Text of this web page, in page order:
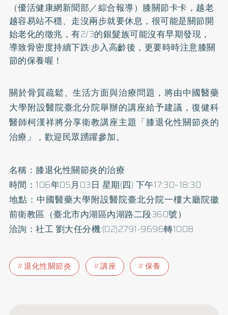
（優活健康網新聞部／綜合報導）膝關節卡卡，越老
越容易站不穩、走沒兩步就要休息，很可能是關節開
始老化的徵兆，有2/3的銀髮族可能沒有早期發現，
導致骨密度持續下跌!步入高齡後，更要時時注意膝關
節的保養喔！
關於骨質疏鬆、生活方面與治療問題，將由中國醫藥
大學附設醫院臺北分院舉辦的講座給予建議，復健科
醫師柯漢祥將分享衛教講座主題「膝退化性關節炎的
治療」，歡迎民眾踴躍參加。
名稱：膝退化性關節炎的治療
時間：106年05月03日 星期(四) 下午17:30~18:30
地點：中國醫藥大學附設醫院臺北分院一樓大廳院徽
前衛教區（臺北市內湖區內湖路二段360號）
洽詢：社工 劉大任分機:(02)2791-9696轉1008
退化性關節炎 講座 保養